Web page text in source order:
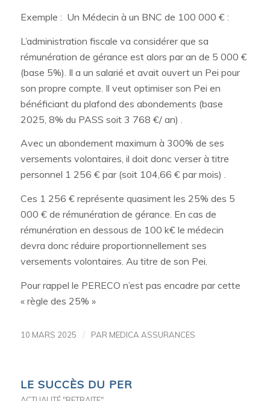
Exemple : Un Médecin à un BNC de 100 000 € :
L’administration fiscale va considérer que sa
rémunération de gérance est alors par an de 5 000 €
(base 5%). Il a un salarié et avait ouvert un Pei pour
son propre compte. Il veut optimiser son Pei en
bénéficiant du plafond des abondements (base
2025, 8% du PASS soit 3 768 €/ an) .
Avec un abondement maximum à 300% de ses
versements volontaires, il doit donc verser à titre
personnel 1 256 € par (soit 104,66 € par mois) .
Ces 1 256 € représente quasiment les 25% des 5
000 € de rémunération de gérance. En cas de
rémunération en dessous de 100 k€ le médecin
devra donc réduire proportionnellement ses
versements volontaires. Au titre de son Pei.
Pour rappel le PERECO n’est pas encadre par cette
« règle des 25% »
10 MARS 2025 / PAR MEDICA ASSURANCES
LE SUCCÈS DU PER